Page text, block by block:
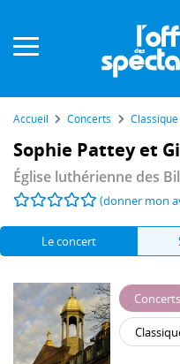
Accueil Concerts Classique
Sophie Pattey et
Église luthérienne des
(donner mon
Le concert
Concerts